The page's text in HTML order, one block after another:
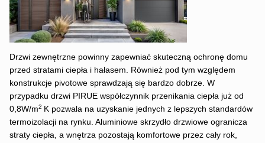
Drzwi zewnętrzne powinny zapewniać skuteczną ochronę domu
przed stratami ciepła i hałasem. Również pod tym względem
konstrukcje pivotowe sprawdzają się bardzo dobrze. W
przypadku drzwi PIRUE współczynnik przenikania ciepła już od
0,8W/m2 K pozwala na uzyskanie jednych z lepszych standardów
termoizolacji na rynku. Aluminiowe skrzydło drzwiowe ogranicza
straty ciepła, a wnętrza pozostają komfortowe przez cały rok,